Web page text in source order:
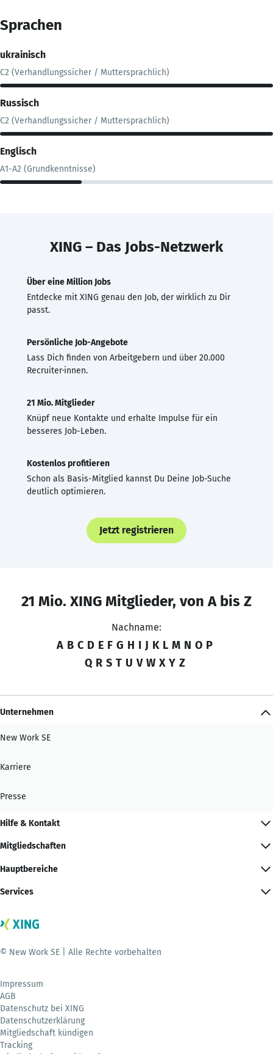
Sprachen
ukrainisch
C2 (Verhandlungssicher / Muttersprachlich)
Russisch
C2 (Verhandlungssicher / Muttersprachlich)
Englisch
A1-A2 (Grundkenntnisse)
XING – Das Jobs-Netzwerk
Über eine Million Jobs
Entdecke mit XING genau den Job, der wirklich zu Dir
passt.
Persönliche Job-Angebote
Lass Dich finden von Arbeitgebern und über 20.000
Recruiter·innen.
21 Mio. Mitglieder
Knüpf neue Kontakte und erhalte Impulse für ein
besseres Job-Leben.
Kostenlos profitieren
Schon als Basis-Mitglied kannst Du Deine Job-Suche
deutlich optimieren.
Jetzt registrieren
21 Mio. XING Mitglieder, von A bis Z
Nachname:
A B C D E F G H I J K L M N O P
Q R S T U V W X Y Z
Unternehmen
New Work SE
Karriere
Presse
Hilfe & Kontakt
Mitgliedschaften
Hauptbereiche
Services
© New Work SE | Alle Rechte vorbehalten
Impressum
AGB
Datenschutz bei XING
Datenschutzerklärung
Mitgliedschaft kündigen
Tracking